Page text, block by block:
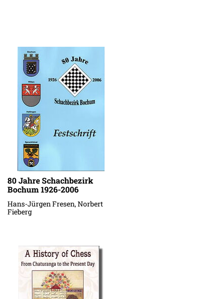
80 Jahre Schachbezirk
Bochum 1926-2006
Hans-Jürgen Fresen, Norbert
Fieberg